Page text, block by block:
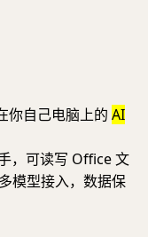
你自己电脑上的 AI
，可读写 Office 文
模型接入，数据保